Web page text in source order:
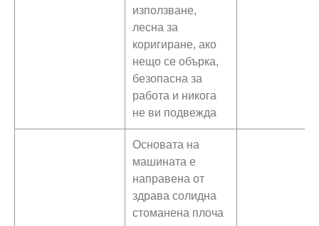
използване,
лесна за
коригиране, ако
нещо се обърка,
безопасна за
работа и никога
не ви подвежда
Основата на
машината е
направена от
здрава солидна
стоманена плоча